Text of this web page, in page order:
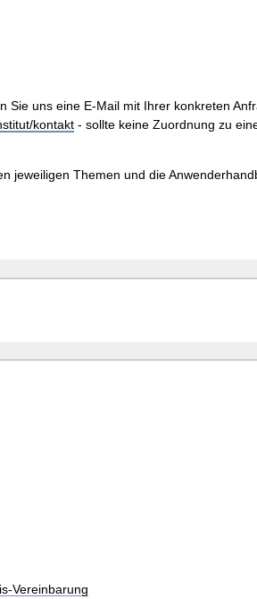
uns eine E-Mail mit Ihrer konkreten
kontakt - sollte keine Zuordnung zu
jeweiligen Themen und die
Vereinbarung